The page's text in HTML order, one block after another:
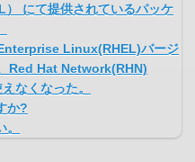
にて提供されているパッケ
Linux(RHEL)バージ
Red Hat Network(RHN)
なくなった。
か?